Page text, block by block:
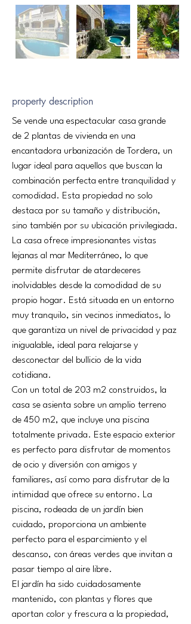
property description
Se vende una espectacular casa grande
de 2 plantas de vivienda en una
encantadora urbanización de Tordera, un
lugar ideal para aquellos que buscan la
combinación perfecta entre tranquilidad y
comodidad. Esta propiedad no solo
destaca por su tamaño y distribución,
sino también por su ubicación privilegiada.
La casa ofrece impresionantes vistas
lejanas al mar Mediterráneo, lo que
permite disfrutar de atardeceres
inolvidables desde la comodidad de su
propio hogar. Está situada en un entorno
muy tranquilo, sin vecinos inmediatos, lo
que garantiza un nivel de privacidad y paz
inigualable, ideal para relajarse y
desconectar del bullicio de la vida
cotidiana.
Con un total de 203 m2 construidos, la
casa se asienta sobre un amplio terreno
de 450 m2, que incluye una piscina
totalmente privada. Este espacio exterior
es perfecto para disfrutar de momentos
de ocio y diversión con amigos y
familiares, así como para disfrutar de la
intimidad que ofrece su entorno. La
piscina, rodeada de un jardín bien
cuidado, proporciona un ambiente
perfecto para el esparcimiento y el
descanso, con áreas verdes que invitan a
pasar tiempo al aire libre.
El jardín ha sido cuidadosamente
mantenido, con plantas y flores que
aportan color y frescura a la propiedad,